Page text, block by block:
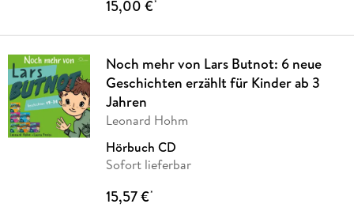
15,00 €*
Noch mehr von Lars Butnot: 6 neue
Geschichten erzählt für Kinder ab 3
Jahren
Leonard Hohm
Hörbuch CD
Sofort lieferbar
15,57 €*